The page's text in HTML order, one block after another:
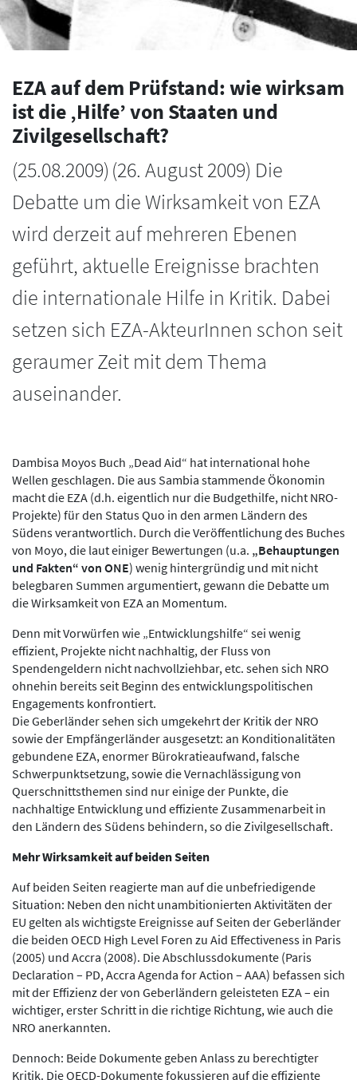
EZA auf dem Prüfstand: wie wirksam
ist die ‚Hilfe’ von Staaten und
Zivilgesellschaft?
(25.08.2009) (26. August 2009) Die
Debatte um die Wirksamkeit von EZA
wird derzeit auf mehreren Ebenen
geführt, aktuelle Ereignisse brachten
die internationale Hilfe in Kritik. Dabei
setzen sich EZA-AkteurInnen schon seit
geraumer Zeit mit dem Thema
auseinander.
Dambisa Moyos Buch „Dead Aid“ hat international hohe
Wellen geschlagen. Die aus Sambia stammende Ökonomin
macht die EZA (d.h. eigentlich nur die Budgethilfe, nicht NRO-
Projekte) für den Status Quo in den armen Ländern des
Südens verantwortlich. Durch die Veröffentlichung des Buches
von Moyo, die laut einiger Bewertungen (u.a. „Behauptungen
und Fakten“ von ONE) wenig hintergründig und mit nicht
belegbaren Summen argumentiert, gewann die Debatte um
die Wirksamkeit von EZA an Momentum.
Denn mit Vorwürfen wie „Entwicklungshilfe“ sei wenig
effizient, Projekte nicht nachhaltig, der Fluss von
Spendengeldern nicht nachvollziehbar, etc. sehen sich NRO
ohnehin bereits seit Beginn des entwicklungspolitischen
Engagements konfrontiert.
Die Geberländer sehen sich umgekehrt der Kritik der NRO
sowie der Empfängerländer ausgesetzt: an Konditionalitäten
gebundene EZA, enormer Bürokratieaufwand, falsche
Schwerpunktsetzung, sowie die Vernachlässigung von
Querschnittsthemen sind nur einige der Punkte, die
nachhaltige Entwicklung und effiziente Zusammenarbeit in
den Ländern des Südens behindern, so die Zivilgesellschaft.
Mehr Wirksamkeit auf beiden Seiten
Auf beiden Seiten reagierte man auf die unbefriedigende
Situation: Neben den nicht unambitionierten Aktivitäten der
EU gelten als wichtigste Ereignisse auf Seiten der Geberländer
die beiden OECD High Level Foren zu Aid Effectiveness in Paris
(2005) und Accra (2008). Die Abschlussdokumente (Paris
Declaration – PD, Accra Agenda for Action – AAA) befassen sich
mit der Effizienz der von Geberländern geleisteten EZA – ein
wichtiger, erster Schritt in die richtige Richtung, wie auch die
NRO anerkannten.
Dennoch: Beide Dokumente geben Anlass zu berechtigter
Kritik. Die OECD-Dokumente fokussieren auf die effiziente